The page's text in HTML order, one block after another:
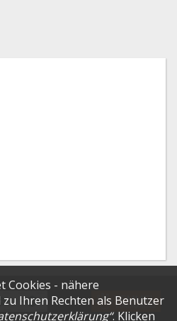
Cookies - nähere
Ihren Rechten als Benutzer
“. Klicken